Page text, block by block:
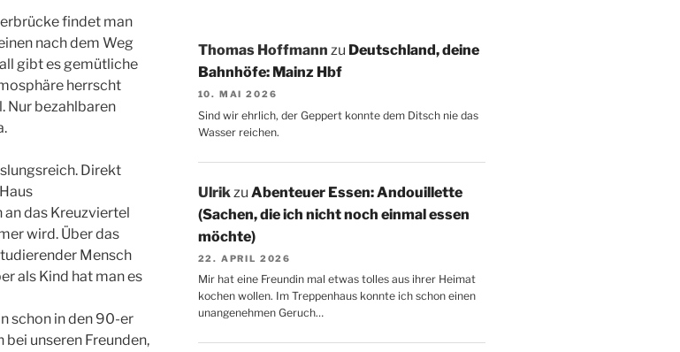
findet man
nach dem Weg
gibt es gemütliche
herrscht
Nur bezahlbaren
Direkt
das Kreuzviertel
wird. Über das
Mensch
als Kind hat man es
schon in den 90-er
unseren Freunden,
Thomas Hoffmann zu Deutschland, deine
Bahnhöfe: Mainz Hbf
10. MAI 2026
Sind wir ehrlich, der Geppert konnte dem Ditsch nie das
Wasser reichen.
Ulrikzu Abenteuer Essen: Andouillette
(Sachen, die ich nicht noch einmal essen
möchte)
22. APRIL 2026
Mir hat eine Freundin mal etwas tolles aus ihrer Heimat
kochen wollen. Im Treppenhaus konnte ich schon einen
unangenehmen Geruch…